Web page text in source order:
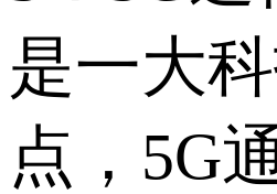
是一大
点，5G